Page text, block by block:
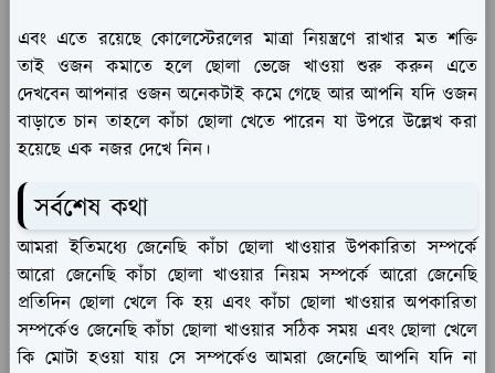
এবং এতে রয়েছে কোলেস্টেরলের মাত্রা নিয়ন্ত্রণে রাখার মত শক্তি
তাই ওজন কমাতে হলে ছোলা ভেজে খাওয়া শুরু করুন এতে
দেখবেন আপনার ওজন অনেকটাই কমে গেছে আর আপনি যদি ওজন
বাড়াতে চান তাহলে কাঁচা ছোলা খেতে পারেন যা উপরে উল্লেখ করা
হয়েছে এক নজর দেখে নিন।
সর্বশেষ কথা
আমরা ইতিমধ্যে জেনেছি কাঁচা ছোলা খাওয়ার উপকারিতা সম্পর্কে
আরো জেনেছি কাঁচা ছোলা খাওয়ার নিয়ম সম্পর্কে আরো জেনেছি
প্রতিদিন ছোলা খেলে কি হয় এবং কাঁচা ছোলা খাওয়ার অপকারিতা
সম্পর্কেও জেনেছি কাঁচা ছোলা খাওয়ার সঠিক সময় এবং ছোলা খেলে
কি মোটা হওয়া যায় সে সম্পর্কেও আমরা জেনেছি আপনি যদি না